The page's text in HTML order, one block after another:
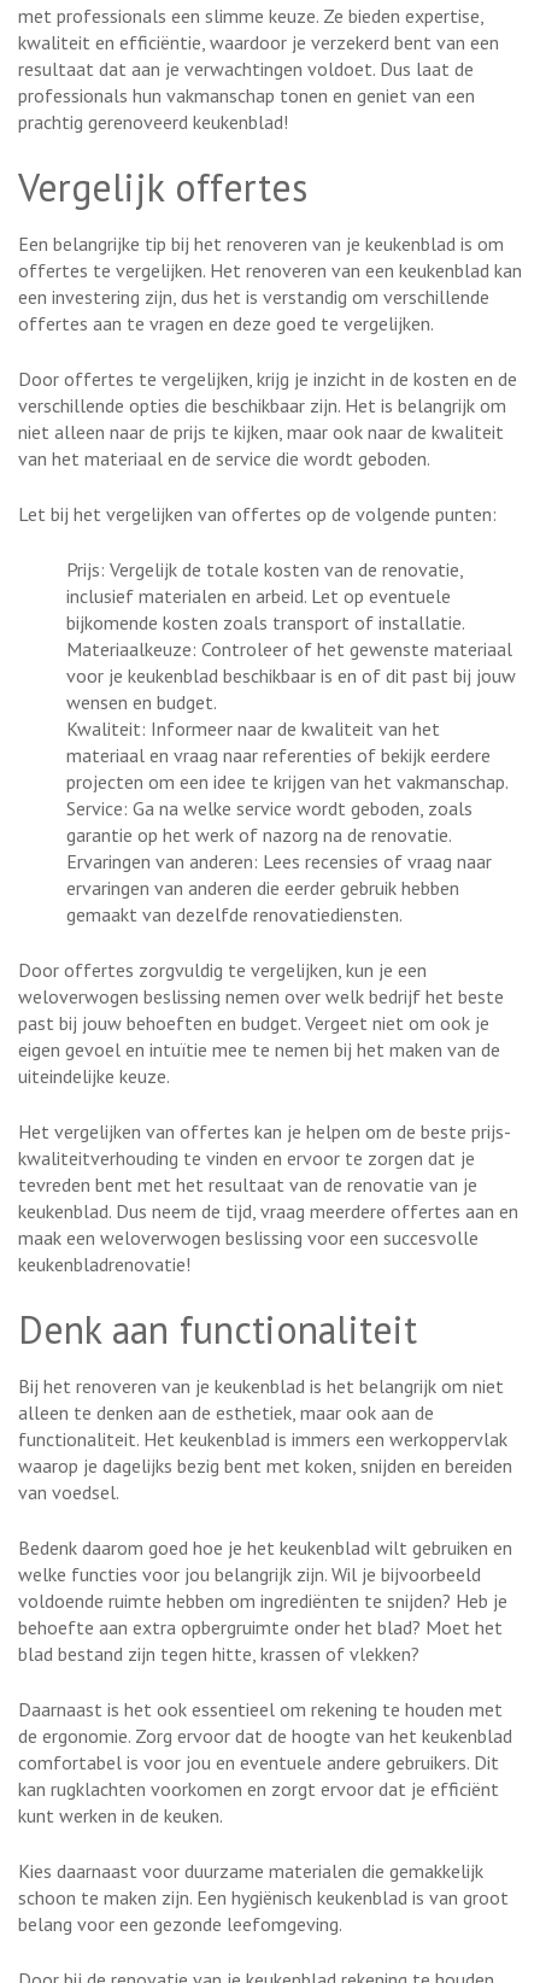
met professionals een slimme keuze. Ze bieden expertise,
kwaliteit en efficiëntie, waardoor je verzekerd bent van een
resultaat dat aan je verwachtingen voldoet. Dus laat de
professionals hun vakmanschap tonen en geniet van een
prachtig gerenoveerd keukenblad!
Vergelijk offertes
Een belangrijke tip bij het renoveren van je keukenblad is om
offertes te vergelijken. Het renoveren van een keukenblad kan
een investering zijn, dus het is verstandig om verschillende
offertes aan te vragen en deze goed te vergelijken.
Door offertes te vergelijken, krijg je inzicht in de kosten en de
verschillende opties die beschikbaar zijn. Het is belangrijk om
niet alleen naar de prijs te kijken, maar ook naar de kwaliteit
van het materiaal en de service die wordt geboden.
Let bij het vergelijken van offertes op de volgende punten:
Prijs: Vergelijk de totale kosten van de renovatie,
inclusief materialen en arbeid. Let op eventuele
bijkomende kosten zoals transport of installatie.
Materiaalkeuze: Controleer of het gewenste materiaal
voor je keukenblad beschikbaar is en of dit past bij jouw
wensen en budget.
Kwaliteit: Informeer naar de kwaliteit van het
materiaal en vraag naar referenties of bekijk eerdere
projecten om een idee te krijgen van het vakmanschap.
Service: Ga na welke service wordt geboden, zoals
garantie op het werk of nazorg na de renovatie.
Ervaringen van anderen: Lees recensies of vraag naar
ervaringen van anderen die eerder gebruik hebben
gemaakt van dezelfde renovatiediensten.
Door offertes zorgvuldig te vergelijken, kun je een
weloverwogen beslissing nemen over welk bedrijf het beste
past bij jouw behoeften en budget. Vergeet niet om ook je
eigen gevoel en intuïtie mee te nemen bij het maken van de
uiteindelijke keuze.
Het vergelijken van offertes kan je helpen om de beste prijs-
kwaliteitverhouding te vinden en ervoor te zorgen dat je
tevreden bent met het resultaat van de renovatie van je
keukenblad. Dus neem de tijd, vraag meerdere offertes aan en
maak een weloverwogen beslissing voor een succesvolle
keukenbladrenovatie!
Denk aan functionaliteit
Bij het renoveren van je keukenblad is het belangrijk om niet
alleen te denken aan de esthetiek, maar ook aan de
functionaliteit. Het keukenblad is immers een werkoppervlak
waarop je dagelijks bezig bent met koken, snijden en bereiden
van voedsel.
Bedenk daarom goed hoe je het keukenblad wilt gebruiken en
welke functies voor jou belangrijk zijn. Wil je bijvoorbeeld
voldoende ruimte hebben om ingrediënten te snijden? Heb je
behoefte aan extra opbergruimte onder het blad? Moet het
blad bestand zijn tegen hitte, krassen of vlekken?
Daarnaast is het ook essentieel om rekening te houden met
de ergonomie. Zorg ervoor dat de hoogte van het keukenblad
comfortabel is voor jou en eventuele andere gebruikers. Dit
kan rugklachten voorkomen en zorgt ervoor dat je efficiënt
kunt werken in de keuken.
Kies daarnaast voor duurzame materialen die gemakkelijk
schoon te maken zijn. Een hygiënisch keukenblad is van groot
belang voor een gezonde leefomgeving.